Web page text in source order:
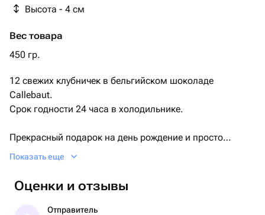
Высота - 4 см
Вес товара
450 гр.
12 свежих клубничек в бельгийском шоколаде
Callebaut.
Срок годности 24 часа в холодильнике.
Прекрасный подарок на день рождение и просто
сюрприз для любимых
Показать еще
Оценки и отзывы
Отправитель